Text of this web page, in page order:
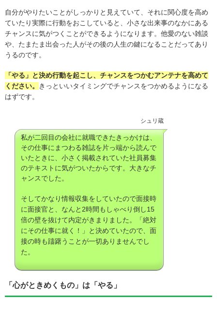
自分がやりたいことがしっかりと見えていて、それに関心度を高め
ていたり実際に行動をおこしていると、小さな出来事のなかにある
チャンスに気がつくことができるようになります。他愛のない雑談
や、たまたま出会った人がその後の人生の鍵になることだってあり
うるのです。
「やる」と決め行動を起こし、チャンスをつかむアンテナを高めて
ください。
きっといいタイミングでチャンスをつかめるようになる
はずです。
シュリ蔵
私が二回目の会社に就職できたきっかけは、
その仕事にまつわる雑誌を片っ端から読んで
いたときに、小さく掲載されていた社員募集
のテキストに気がついたからです。大きなチ
ャンスでした。
そしてかなり情報収集をしていたので面接時
に面接官と、なんと2時間もしゃべり倒し15
倍の壁を抜けて内定がきまりました。「絶対
にその仕事に就く！」と決めていたので、面
接の時も躊躇うことが一切ありませんでし
た。
「心がときめくもの」は「やる」